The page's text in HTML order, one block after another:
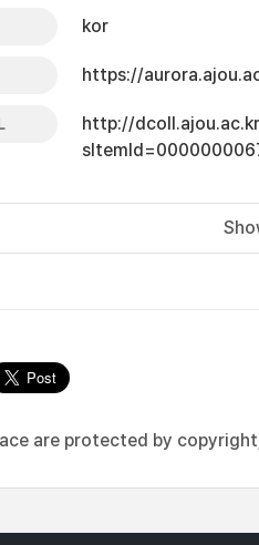
kor
https://
http://
are protected by